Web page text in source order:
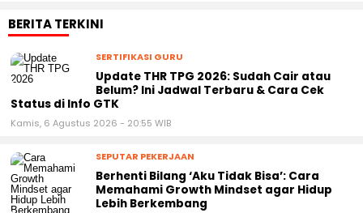
BERITA TERKINI
SERTIFIKASI GURU
Update THR TPG 2026: Sudah Cair atau
Belum? Ini Jadwal Terbaru & Cara Cek
Status di Info GTK
Kamis, 6 Agustus 2026 - 20:55 WIB
SEPUTAR PEKERJAAN
Berhenti Bilang ‘Aku Tidak Bisa’: Cara
Memahami Growth Mindset agar Hidup
Lebih Berkembang